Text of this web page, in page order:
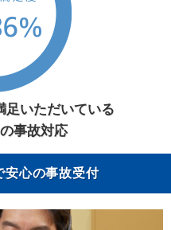
足いただいている
事故対応
安心の事故受付